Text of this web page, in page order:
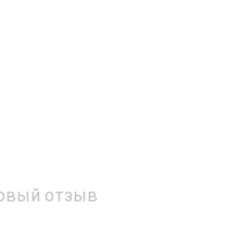
отзыв